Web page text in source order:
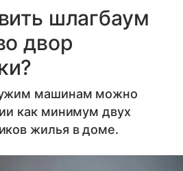
шлагбаум
двор
машинам можно
как минимум двух
жилья в доме.